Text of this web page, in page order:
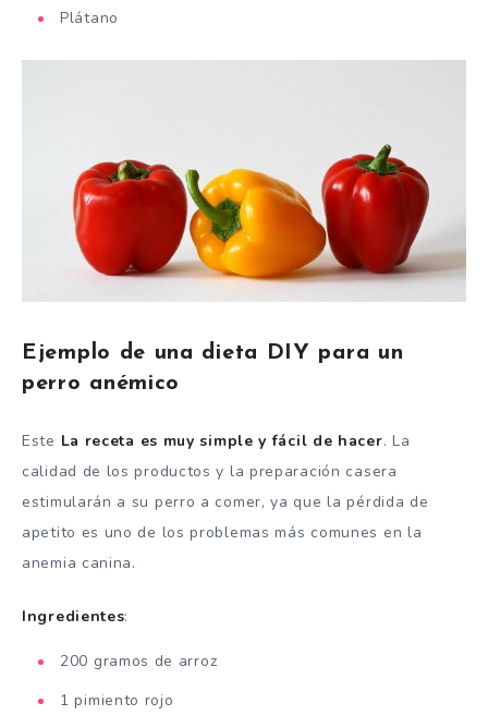
Plátano
Ejemplo de una dieta DIY para un
perro anémico
Este La receta es muy simple y fácil de hacer. La
calidad de los productos y la preparación casera
estimularán a su perro a comer, ya que la pérdida de
apetito es uno de los problemas más comunes en la
anemia canina.
Ingredientes:
200 gramos de arroz
1 pimiento rojo